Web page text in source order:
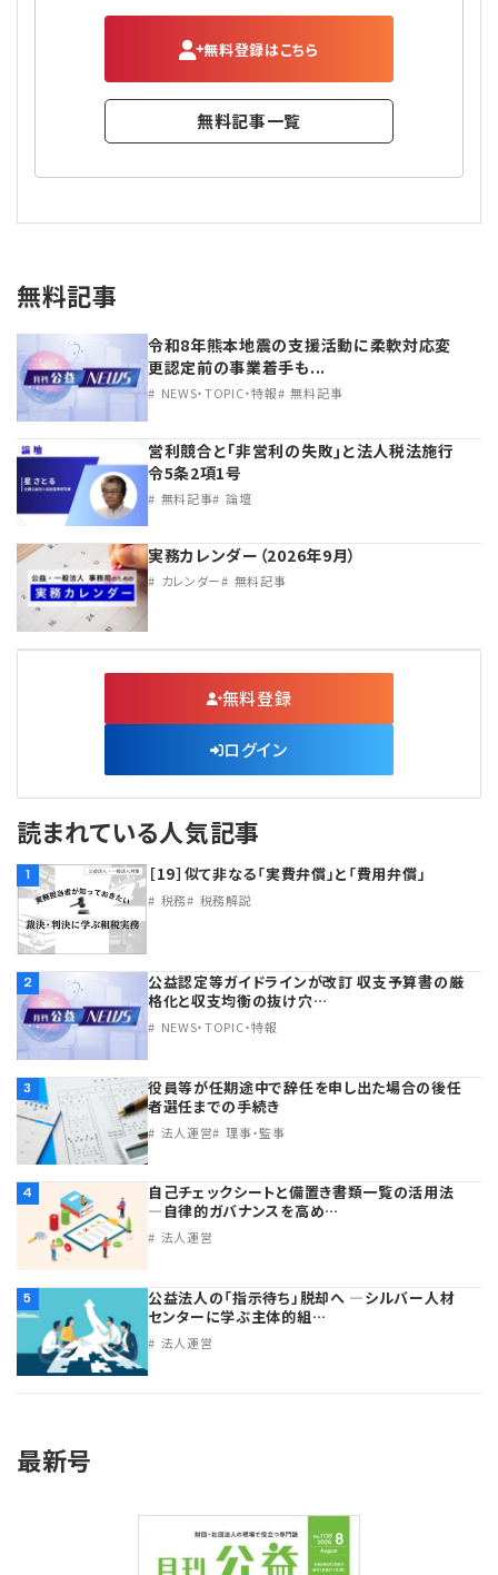
無料登録はこちら
無料記事一覧
無料記事
令和8年熊本地震の支援活動に柔軟対応変
更認定前の事業着手も...
NEWS・TOPIC・特報 無料記事
営利競合と｢非営利の失敗｣と法人税法施行
令5条2項1号
無料記事 論壇
実務カレンダー（2026年9月）
カレンダー 無料記事
無料登録
ログイン
読まれている人気記事
1 ［19］似て非なる「実費弁償」と「費用弁償」
税務 税務解説
2
公益認定等ガイドラインが改訂 収支予算書の厳
格化と収支均衡の抜け穴…
NEWS・TOPIC・特報
3
役員等が任期途中で辞任を申し出た場合の後任
者選任までの手続き
法人運営 理事・監事
4
自己チェックシートと備置き書類一覧の活用法
―自律的ガバナンスを高め…
法人運営
5
公益法人の「指示待ち」脱却へ ―シルバー人材
センターに学ぶ主体的組…
法人運営
最新号